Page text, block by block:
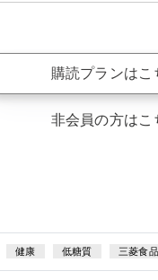
購読プランはこ
非会員の方はこ
健康 低糖質 三菱食品